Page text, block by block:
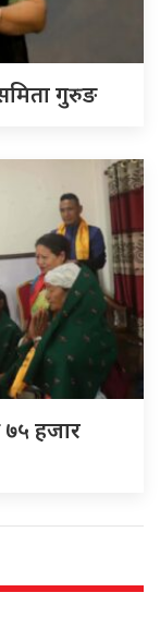
गुरुङ
७५ हजार